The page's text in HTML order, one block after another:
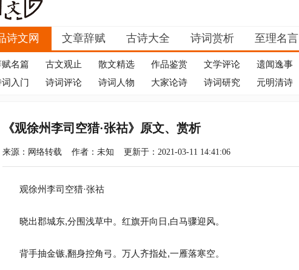
诗文网 文章辞赋 古诗大全 诗词赏析 至理名言
赋名篇 古文观止 散文精选 作品鉴赏 文学评论 遗闻逸事
入门
诗词评论 诗词人物 大家论诗 诗词研究 元明清诗
《观徐州李司空猎·张祜》原文、赏析
来源：网络转载 作者：未知 更新于：2021-03-11 14:41:06
观徐州李司空猎·张祜
晓出郡城东,分围浅草中。红旗开向日,白马骤迎风。
背手抽金镞,翻身控角弓。万人齐指处,一雁落寒空。